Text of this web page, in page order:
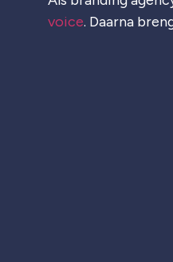
voice. Daarna